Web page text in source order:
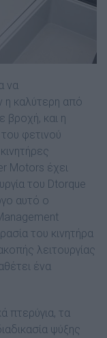
να
η καλύτερη από
βροχή, και η
φετινού
Motors έχει
του Dtorque
αυτό ο
του κινητήρα
λειτουργίας
ένα
πτερύγια, τα
ψύξης